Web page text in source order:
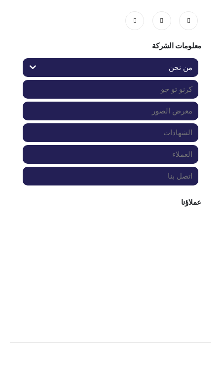
معلومات الشركة
من نحن
كرنو تو جو
معرض الصور
الشهادات
العملاء
اتصل بنا
عملاؤنا